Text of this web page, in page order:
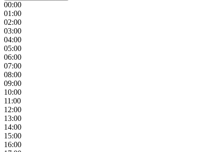
00:00
01:00
02:00
03:00
04:00
05:00
06:00
07:00
08:00
09:00
10:00
11:00
12:00
13:00
14:00
15:00
16:00